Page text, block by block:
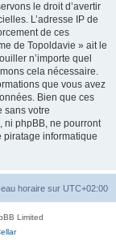
le droit d’avertir
L’adresse IP de
de ces
de Topoldavie » ait le
n’importe quel
cela nécessaire.
que vous avez
Bien que ces
sans votre
ni phpBB, ne pourront
piratage informatique
horaire sur UTC+02:00
Limited